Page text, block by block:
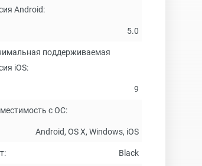
Android:
5.0
поддерживаемая
iOS:
9
с ОС:
Android, OS X, Windows, iOS
Black